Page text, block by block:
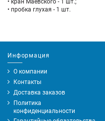
• пробка глухая - 1 шт.
Информация
О компании
Контакты
Доставка заказов
Политика
конфиденциальности